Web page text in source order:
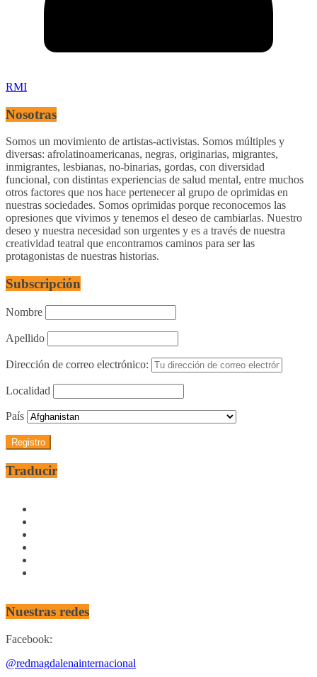
RMI
Nosotras
Somos un movimiento de artistas-activistas. Somos múltiples y
diversas: afrolatinoamericanas, negras, originarias, migrantes,
inmigrantes, lesbianas, no-binarias, gordas, con diversidad
funcional, con distintas experiencias de salud mental, entre muchos
otros factores que nos hace pertenecer al grupo de oprimidas en
nuestras sociedades. Somos oprimidas porque reconocemos las
opresiones que vivimos y tenemos el deseo de cambiarlas. Nuestro
deseo y nuestra necesidad son urgentes y es a través de nuestra
creatividad teatral que encontramos caminos para ser las
protagonistas de nuestras historias.
Subscripción
Nombre
Apellido
Dirección de correo electrónico:
Localidad
País
Traducir
Nuestras redes
Facebook:
@redmagdalenainternacional